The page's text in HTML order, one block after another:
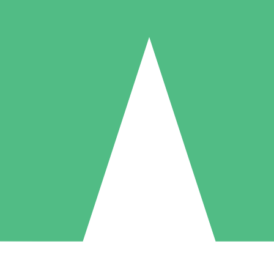
Packs de Crédits Individuels
à l'utilisation avec des crédits de téléchargement. Sans engagement
5 Téléchargements
US$